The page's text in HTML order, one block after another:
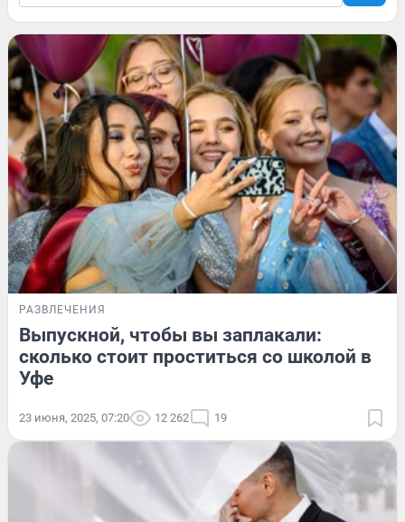
РАЗВЛЕЧЕНИЯ
Выпускной, чтобы вы заплакали:
сколько стоит проститься со школой в
Уфе
23 июня, 2025, 07:20 12 262 19